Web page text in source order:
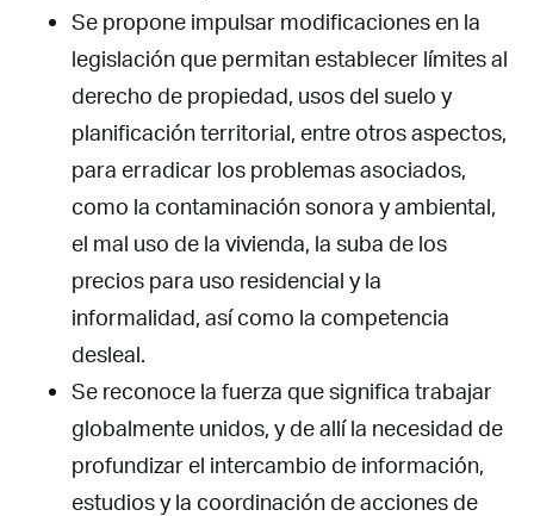
Se propone impulsar modificaciones en la
legislación que permitan establecer límites al
derecho de propiedad, usos del suelo y
planificación territorial, entre otros aspectos,
para erradicar los problemas asociados,
como la contaminación sonora y ambiental,
el mal uso de la vivienda, la suba de los
precios para uso residencial y la
informalidad, así como la competencia
desleal.
Se reconoce la fuerza que significa trabajar
globalmente unidos, y de allí la necesidad de
profundizar el intercambio de información,
estudios y la coordinación de acciones de